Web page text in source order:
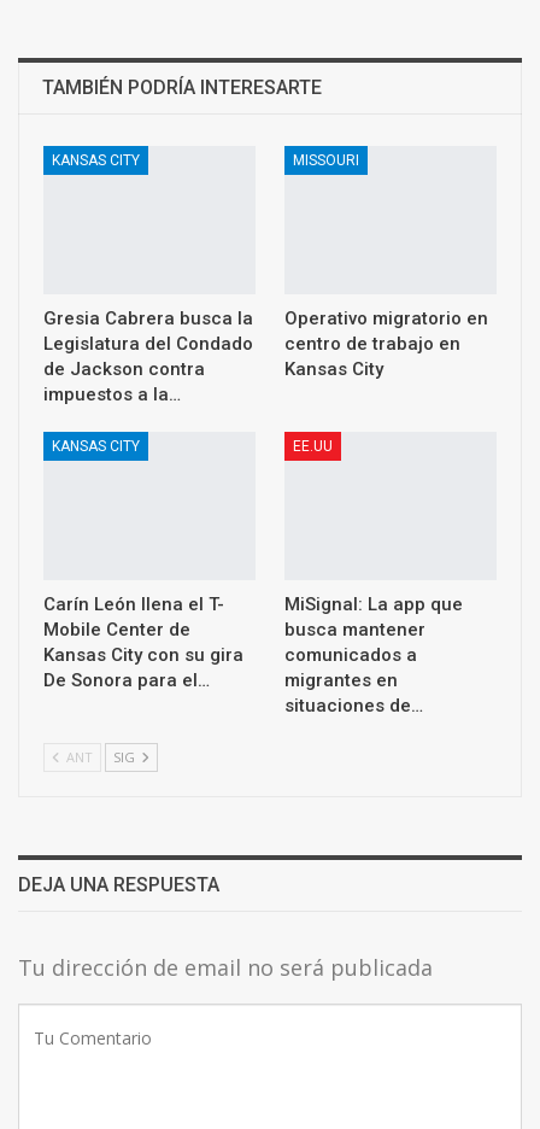
TAMBIÉN PODRÍA INTERESARTE
KANSAS CITY
Gresia Cabrera busca la
Legislatura del Condado
de Jackson contra
impuestos a la…
MISSOURI
Operativo migratorio en
centro de trabajo en
Kansas City
KANSAS CITY
Carín León llena el T-
Mobile Center de
Kansas City con su gira
De Sonora para el…
EE.UU
MiSignal: La app que
busca mantener
comunicados a
migrantes en
situaciones de…
ANT SIG
DEJA UNA RESPUESTA
Tu dirección de email no será publicada